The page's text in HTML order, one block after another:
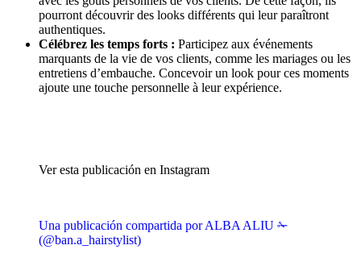
pourront découvrir des looks différents qui leur paraîtront
authentiques.
Célébrez les temps forts : Participez aux événements
marquants de la vie de vos clients, comme les mariages ou les
entretiens d’embauche. Concevoir un look pour ces moments
ajoute une touche personnelle à leur expérience.
Ver esta publicación en Instagram
Una publicación compartida por ALBA ALIU ✁
(@ban.a_hairstylist)